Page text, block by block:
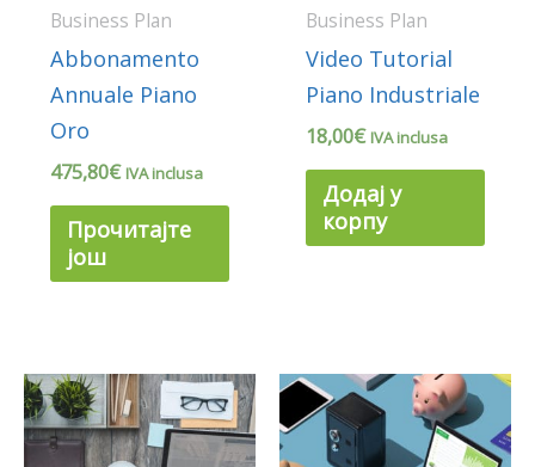
Business Plan
Abbonamento
Annuale Piano
Oro
475,80€ IVA inclusa
Прочитајте
још
Business Plan
Video Tutorial
Piano Industriale
18,00€ IVA inclusa
Додај у
корпу